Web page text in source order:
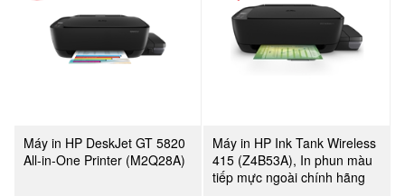
Máy in HP DeskJet GT 5820
All-in-One Printer (M2Q28A)
Máy in HP Ink Tank Wireless
415 (Z4B53A), In phun màu
tiếp mực ngoài chính hãng